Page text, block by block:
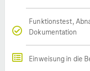
Funktionstest,
Dokumentation
Einweisung in die